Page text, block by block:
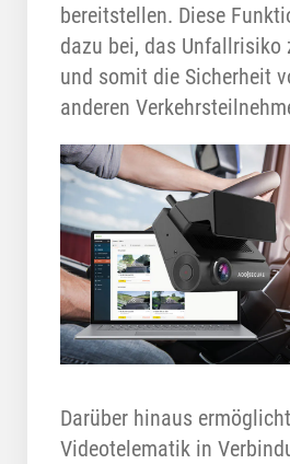
bereitstellen. Diese
dazu bei, das Unfallrisiko
und somit die Sicherheit
anderen
Darüber hinaus
Videotelematik in